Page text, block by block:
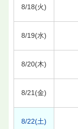
8/18(火)
8/19(水)
8/20(木)
8/21(金)
8/22(土)